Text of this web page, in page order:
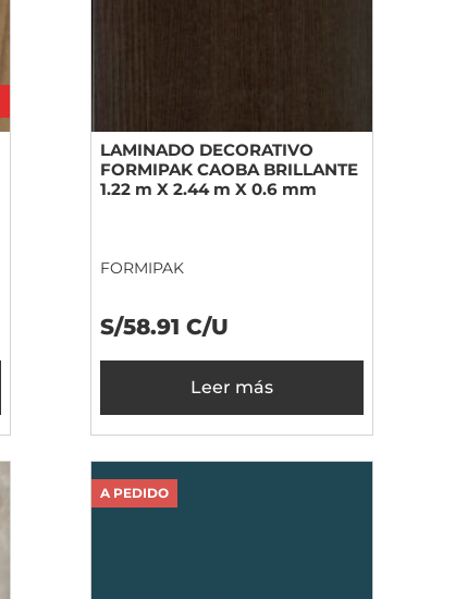
LAMINADO DECORATIVO
FORMIPAK CAOBA BRILLANTE
1.22 m X 2.44 m X 0.6 mm
FORMIPAK
S/58.91 C/U
Leer más
A PEDIDO